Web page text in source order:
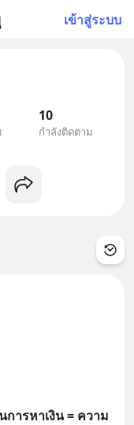
เข้าสู่ระบบ
10
กำลังติดตาม
ารหาเงิน = ความ